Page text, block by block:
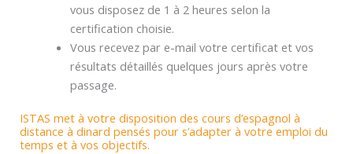
vous disposez de 1 à 2 heures selon la
certification choisie.
Vous recevez par e-mail votre certificat et vos
résultats détaillés quelques jours après votre
passage.
ISTAS met à votre disposition des cours d’espagnol à
distance à dinard pensés pour s’adapter à votre emploi du
temps et à vos objectifs.